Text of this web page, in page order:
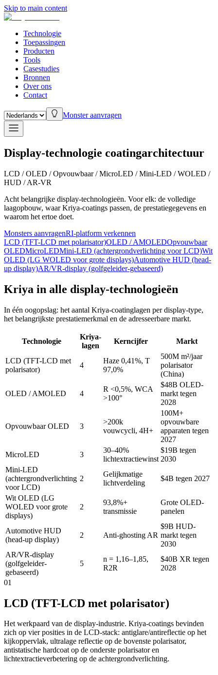
Skip to main content
Technologie
Toepassingen
Producten
Tools
Casestudies
Bronnen
Over ons
Contact
Monster aanvragen
Display-technologie coatingarchitectuur
LCD / OLED / Opvouwbaar / MicroLED / Mini-LED / WOLED /
HUD / AR-VR
Acht belangrijke display-technologieën. Voor elk: de volledige
laagopbouw, waar Kriya-coatings passen, de prestatiegegevens en
waarom het ertoe doet.
Monsters aanvragenRI-platform verkennen
LCD (TFT-LCD met polarisator)OLED / AMOLEDOpvouwbaar
OLEDMicroLEDMini-LED (achtergrondverlichting voor LCD)Wit
OLED (LG WOLED voor grote displays)Automotive HUD (head-
up display)AR/VR-display (golfgeleider-gebaseerd)
Kriya in alle display-technologieën
In één oogopslag: het aantal Kriya-coatinglagen per display-type,
het belangrijkste prestatiemerkmal en de adresseerbare markt.
Technologie
Kriya-
lagen
Kerncijfer Markt
LCD (TFT-LCD met
polarisator)
4
Haze 0,41%, T
97,0%
500M m²/jaar
polarisator
(China)
OLED / AMOLED 4
R <0,5%, WCA
>100°
$48B OLED-
markt tegen
2028
Opvouwbaar OLED 3
>200k
vouwcycli, 4H+
100M+
opvouwbare
apparaten tegen
2027
MicroLED
3
30–40%
lichtextractiewinst
$19B tegen
2030
Mini-LED
(achtergrondverlichting
voor LCD)
2
Gelijkmatige
lichtverdeling
$4B tegen 2027
Wit OLED (LG
WOLED voor grote
displays)
2
93,8%+
transmissie
Grote OLED-
panelen
Automotive HUD
(head-up display)
2 Anti-ghosting AR
$9B HUD-
markt tegen
2030
AR/VR-display
(golfgeleider-
gebaseerd)
5
n = 1,16–1,85,
R2R
$40B XR tegen
2028
01
LCD (TFT-LCD met polarisator)
Het werkpaard van de display-industrie. Kriya-coatings bevinden
zich op vier posities in de LCD-stack: antiglare/antireflectie op het
kijkoppervlak, ultralage reflectie op de bovenste polarisator,
antistatische hardcoat op de onderste polarisator en
lichtextractieverbetering op de achtergrondverlichting.